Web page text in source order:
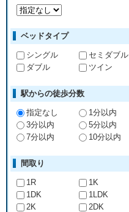
ベッドタイプ
シングル
セミダブル
ダブル
ツイン
駅からの徒歩分数
指定なし
1分以内
3分以内
5分以内
7分以内
10分以内
間取り
1R
1K
1DK
1LDK
2K
2DK